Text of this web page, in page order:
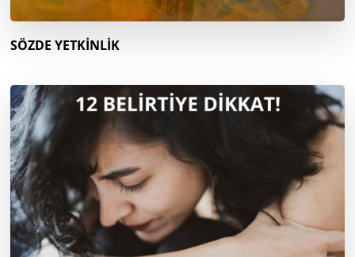
SÖZDE YETKİNLİK